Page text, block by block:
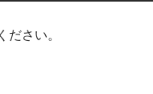
さい。